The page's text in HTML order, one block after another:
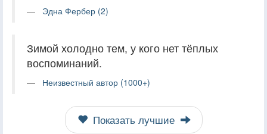
Эдна Фербер (2)
Зимой холодно тем, у кого нет тёплых
воспоминаний.
Неизвестный автор (1000+)
Показать лучшие